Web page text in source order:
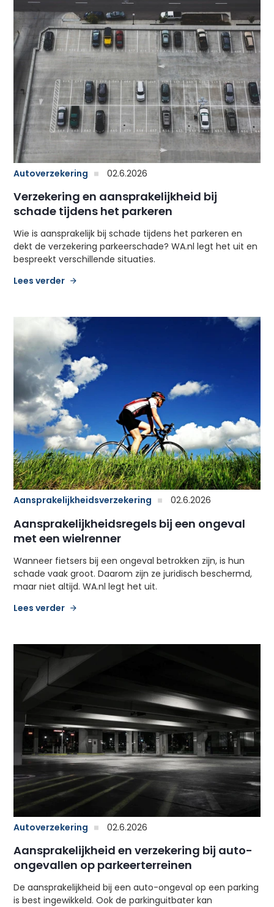
Autoverzekering 02.6.2026
Verzekering en aansprakelijkheid bij
schade tijdens het parkeren
Wie is aansprakelijk bij schade tijdens het parkeren en
dekt de verzekering parkeerschade? WA.nl legt het uit en
bespreekt verschillende situaties.
Lees verder
Aansprakelijkheidsverzekering 02.6.2026
Aansprakelijkheidsregels bij een ongeval
met een wielrenner
Wanneer fietsers bij een ongeval betrokken zijn, is hun
schade vaak groot. Daarom zijn ze juridisch beschermd,
maar niet altijd. WA.nl legt het uit.
Lees verder
Autoverzekering 02.6.2026
Aansprakelijkheid en verzekering bij auto-
ongevallen op parkeerterreinen
De aansprakelijkheid bij een auto-ongeval op een parking
is best ingewikkeld. Ook de parkinguitbater kan